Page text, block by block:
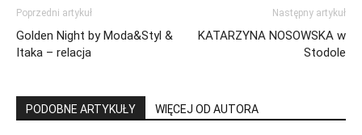
Poprzedni artykuł
Golden Night by Moda&Styl &
Itaka – relacja
Następny artykuł
KATARZYNA NOSOWSKA w
Stodole
PODOBNE ARTYKUŁY WIĘCEJ OD AUTORA